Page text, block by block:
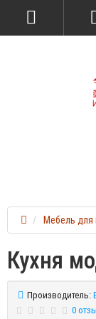
Мебель для
Кухня
Производитель:
0